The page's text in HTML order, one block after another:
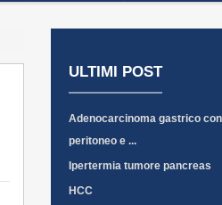
ULTIMI POST
Adenocarcinoma gastrico con
peritoneo e ...
Ipertermia tumore pancreas
HCC